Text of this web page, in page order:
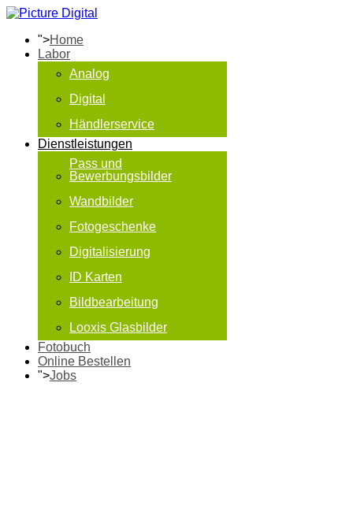
">Home
Labor
Analog
Digital
Händlerservice
Dienstleistungen
Pass und
Bewerbungsbilder
Wandbilder
Fotogeschenke
Digitalisierung
ID Karten
Bildbearbeitung
Looxis Glasbilder
Fotobuch
Online Bestellen
">Jobs